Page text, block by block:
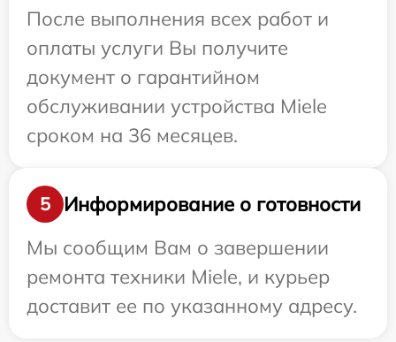
После выполнения всех работ и
оплаты услуги Вы получите
документ о гарантийном
обслуживании устройства Miele
сроком на 36 месяцев.
5
Информирование о готовности
Мы сообщим Вам о завершении
ремонта техники Miele, и курьер
доставит ее по указанному адресу.